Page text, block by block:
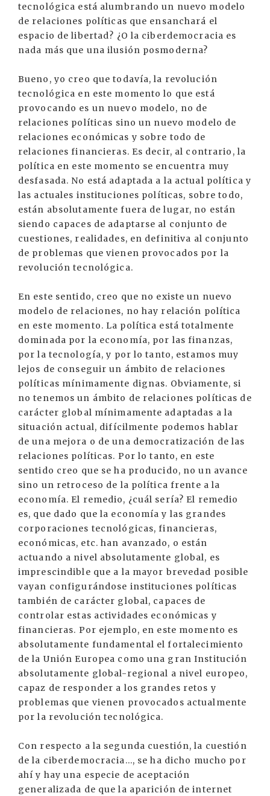
tecnológica está alumbrando un nuevo modelo
de relaciones políticas que ensanchará el
espacio de libertad? ¿O la ciberdemocracia es
nada más que una ilusión posmoderna?
Bueno, yo creo que todavía, la revolución
tecnológica en este momento lo que está
provocando es un nuevo modelo, no de
relaciones políticas sino un nuevo modelo de
relaciones económicas y sobre todo de
relaciones financieras. Es decir, al contrario, la
política en este momento se encuentra muy
desfasada. No está adaptada a la actual política y
las actuales instituciones políticas, sobre todo,
están absolutamente fuera de lugar, no están
siendo capaces de adaptarse al conjunto de
cuestiones, realidades, en definitiva al conjunto
de problemas que vienen provocados por la
revolución tecnológica.
En este sentido, creo que no existe un nuevo
modelo de relaciones, no hay relación política
en este momento. La política está totalmente
dominada por la economía, por las finanzas,
por la tecnología, y por lo tanto, estamos muy
lejos de conseguir un ámbito de relaciones
políticas mínimamente dignas. Obviamente, si
no tenemos un ámbito de relaciones políticas de
carácter global mínimamente adaptadas a la
situación actual, difícilmente podemos hablar
de una mejora o de una democratización de las
relaciones políticas. Por lo tanto, en este
sentido creo que se ha producido, no un avance
sino un retroceso de la política frente a la
economía. El remedio, ¿cuál sería? El remedio
es, que dado que la economía y las grandes
corporaciones tecnológicas, financieras,
económicas, etc. han avanzado, o están
actuando a nivel absolutamente global, es
imprescindible que a la mayor brevedad posible
vayan configurándose instituciones políticas
también de carácter global, capaces de
controlar estas actividades económicas y
financieras. Por ejemplo, en este momento es
absolutamente fundamental el fortalecimiento
de la Unión Europea como una gran Institución
absolutamente global-regional a nivel europeo,
capaz de responder a los grandes retos y
problemas que vienen provocados actualmente
por la revolución tecnológica.
Con respecto a la segunda cuestión, la cuestión
de la ciberdemocracia..., se ha dicho mucho por
ahí y hay una especie de aceptación
generalizada de que la aparición de internet